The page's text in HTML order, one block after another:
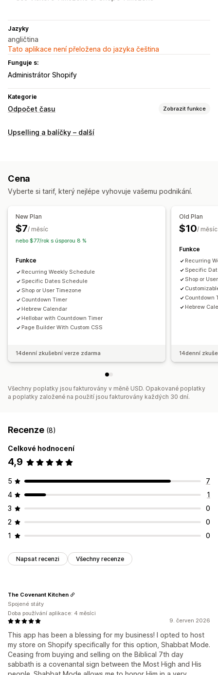
Jazyky
angličtina
Tato aplikace není přeložena do jazyka čeština
Funguje s:
Administrátor Shopify
Kategorie
Odpočet času Zobrazit funkce
Možnosti zobrazení
Opakované
Pevné koncové datum
Jednorázové
Speciální událost
Upselling a balíčky – další
Cena
Vyberte si tarif, který nejlépe vyhovuje vašemu podnikání.
New Plan
$7/ měsíc
nebo $77/rok s úsporou 8 %
Funkce
Recurring Weekly Schedule
Specific Dates Schedule
Shop or User Timezone
Countdown Timer
Hebrew Calendar
Hellobar with Countdown Timer
Page Builder With Custom CSS
14denní zkušební verze zdarma
Old Plan
$10/ měsíc
Funkce
Recurring
Specific
Shop or
Countdown
Hebrew
14denní
Všechny poplatky jsou fakturovány v měně USD. Opakované poplatky
a poplatky založené na použití jsou fakturovány každých 30 dní.
Recenze (8)
Celkové hodnocení
4,9
5
7
4
1
3
0
2
0
1
0
Napsat recenzi Všechny recenze
9. červen 2026
This app has been a blessing for my business! I opted to host
my store on Shopify specifically for this option, Shabbat Mode.
Ceasing from buying and selling on the Biblical 7th day
sabbath is a covenantal sign between the Most High and His
The Covenant Kitchen
Spojené státy
Doba používání aplikace: 4 měsíci